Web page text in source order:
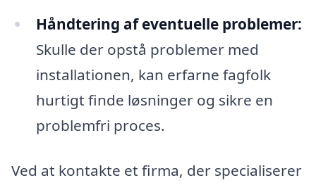
Håndtering af eventuelle problemer:
Skulle der opstå problemer med
installationen, kan erfarne fagfolk
hurtigt finde løsninger og sikre en
problemfri proces.
Ved at kontakte et firma, der specialiserer